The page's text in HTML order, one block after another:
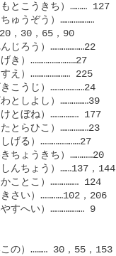
とこうきち）……… 127
ゅうぞう）………………
，30，65，90
じろう）………………22
き）……………………27
え）………………… 225
こうじ）………………24
としよし）……………39
とぼね）…………… 177
とらひこ）……………23
げる）…………………27
ちょうきち）…………20
んちょう）……137，144
ことこ）…………… 124
さい）…………102，206
すへい）……………… 9
の）……… 30，55，153